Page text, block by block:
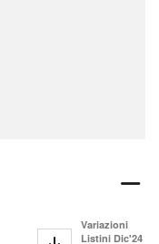
Variazioni
Listini Dic'24